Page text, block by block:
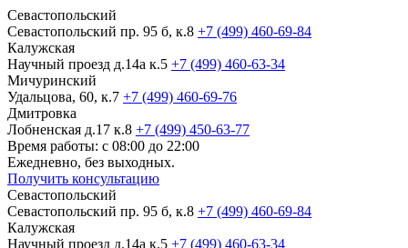
Севастопольский
Севастопольский пр. 95 б, к.8 +7 (499) 460-69-84
Калужская
Научный проезд д.14а к.5 +7 (499) 460-63-34
Мичуринский
Удальцова, 60, к.7 +7 (499) 460-69-76
Дмитровка
Лобненская д.17 к.8 +7 (499) 450-63-77
Время работы: с 08:00 до 22:00
Ежедневно, без выходных.
Получить консультацию
Севастопольский
Севастопольский пр. 95 б, к.8 +7 (499) 460-69-84
Калужская
Научный проезд д.14а к.5 +7 (499) 460-63-34